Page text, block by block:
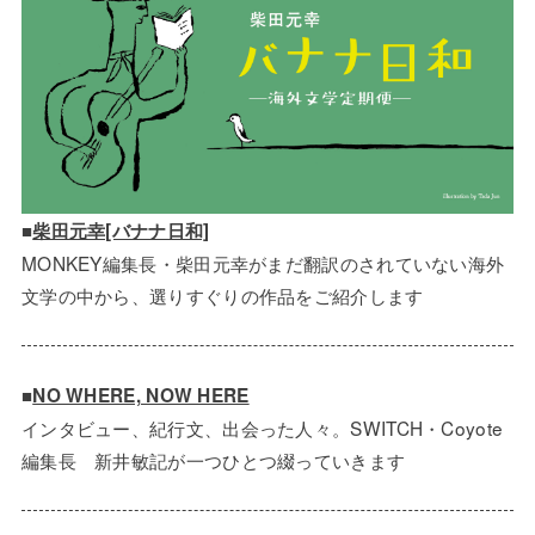
■柴田元幸[バナナ日和]
MONKEY編集長・柴田元幸がまだ翻訳のされていない海外
文学の中から、選りすぐりの作品をご紹介します
■NO WHERE, NOW HERE
インタビュー、紀行文、出会った人々。SWITCH・Coyote
編集長 新井敏記が一つひとつ綴っていきます